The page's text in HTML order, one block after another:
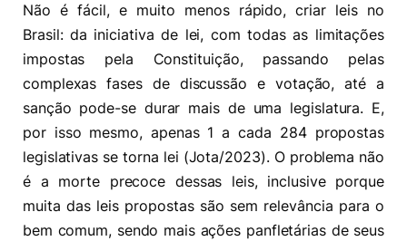
Não é fácil, e muito menos rápido, criar leis no
Brasil: da iniciativa de lei, com todas as limitações
impostas pela Constituição, passando pelas
complexas fases de discussão e votação, até a
sanção pode-se durar mais de uma legislatura. E,
por isso mesmo, apenas 1 a cada 284 propostas
legislativas se torna lei (Jota/2023). O problema não
é a morte precoce dessas leis, inclusive porque
muita das leis propostas são sem relevância para o
bem comum, sendo mais ações panfletárias de seus